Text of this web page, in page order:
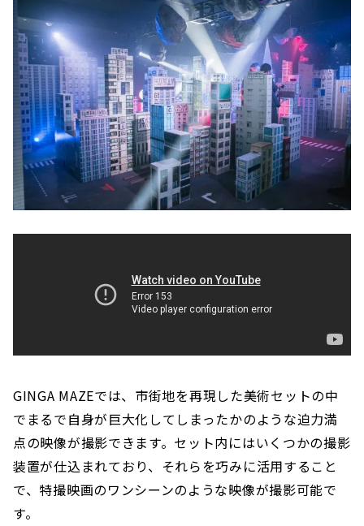
GINGA MAZEでは、市街地を再現した美術セットの中
でまるで自身が巨大化してしまったかのような迫力満
点の映像が撮影できます。セット内にはいくつかの撮影
装置が仕込まれており、それらを巧みに活用すること
で、特撮映画のワンシーンのような映像が撮影可能で
す。